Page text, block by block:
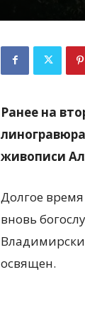
Ранее на
живописи
Долгое
вновь
освящен.